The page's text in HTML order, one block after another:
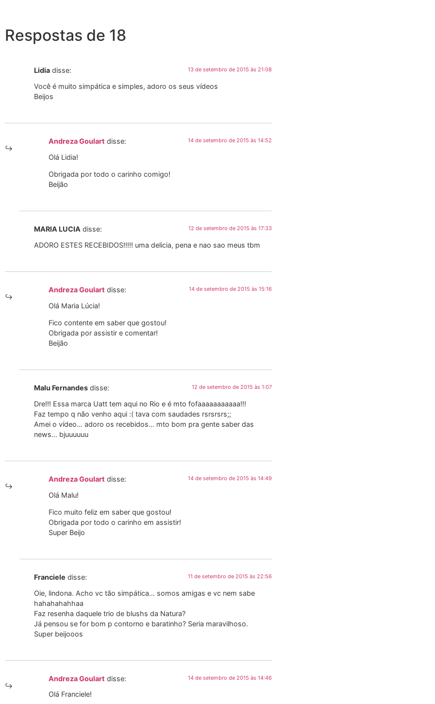
Respostas de 18
Lidia disse: 13 de setembro de 2015 às 21:08
Você é muito simpática e simples, adoro os seus vídeos
Beijos
Andreza Goulart disse: 14 de setembro de 2015 às 14:52
Olá Lidia!
Obrigada por todo o carinho comigo!
Beijão
MARIA LUCIA disse: 12 de setembro de 2015 às 17:33
ADORO ESTES RECEBIDOS!!!!! uma delicia, pena e nao sao meus tbm
Andreza Goulart disse: 14 de setembro de 2015 às 15:16
Olá Maria Lúcia!
Fico contente em saber que gostou!
Obrigada por assistir e comentar!
Beijão
Malu Fernandes disse: 12 de setembro de 2015 às 1:07
Dre!!! Essa marca Uatt tem aqui no Rio e é mto fofaaaaaaaaaaa!!!
Faz tempo q não venho aqui :( tava com saudades rsrsrsrs;;
Amei o vídeo… adoro os recebidos… mto bom pra gente saber das
news… bjuuuuuu
Andreza Goulart disse: 14 de setembro de 2015 às 14:49
Olá Malu!
Fico muito feliz em saber que gostou!
Obrigada por todo o carinho em assistir!
Super Beijo
Franciele disse: 11 de setembro de 2015 às 22:56
Oie, lindona. Acho vc tão simpática… somos amigas e vc nem sabe
hahahahahhaa
Faz resenha daquele trio de blushs da Natura?
Já pensou se for bom p contorno e baratinho? Seria maravilhoso.
Super beijooos
Andreza Goulart disse: 14 de setembro de 2015 às 14:46
Olá Franciele!